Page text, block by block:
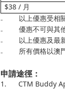
$38 / 月
₋
以上優惠受相
₋
優惠不可與其
₋
以上優惠及最
₋
所有價格以澳
申請途徑：
1.
CTM Buddy